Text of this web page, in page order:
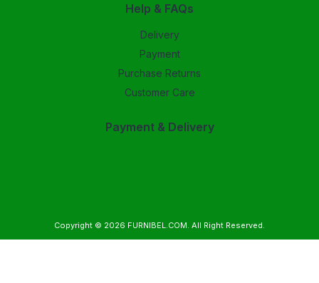
Help & FAQs
Delivery
Payment
Purchase Returns
Customer Care
Payment & Delivery
Copyright © 2026 FURNIBEL.COM . All Right Reserved.